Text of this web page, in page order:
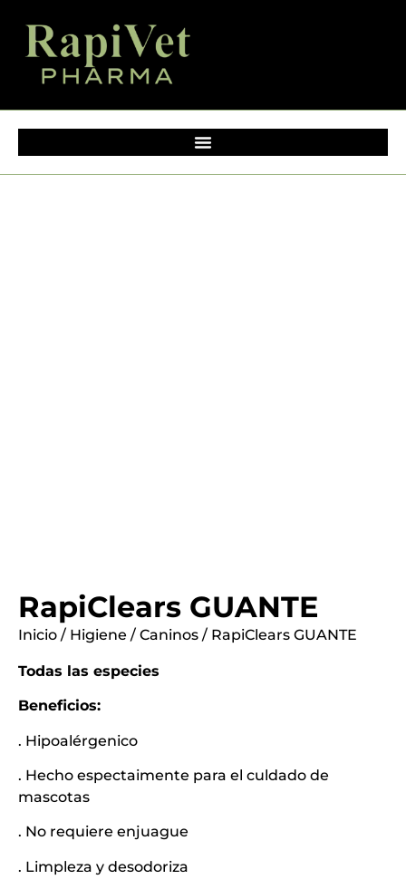
RapiClears GUANTE
Inicio / Higiene / Caninos / RapiClears GUANTE
Todas las especies
Beneficios:
. Hipoalérgenico
. Hecho espectaimente para el culdado de
mascotas
. No requiere enjuague
. Limpleza y desodoriza